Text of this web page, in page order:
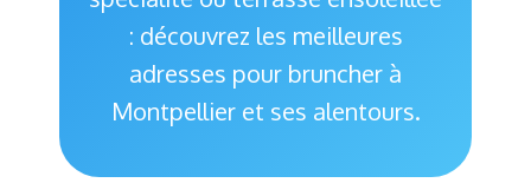
: découvrez les meilleures
adresses pour bruncher à
Montpellier et ses alentours.